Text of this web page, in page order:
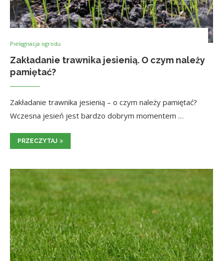
Pielęgnacja ogrodu
Zakładanie trawnika jesienią. O czym należy
pamiętać?
Zakładanie trawnika jesienią – o czym należy pamiętać?
Wczesna jesień jest bardzo dobrym momentem …
PRZECZYTAJ